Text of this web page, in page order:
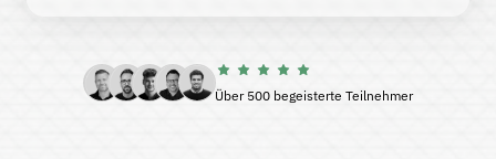
Über 500 begeisterte Teilnehmer